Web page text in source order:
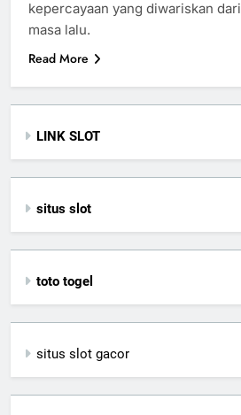
kepercayaan yang diwariskan dari
masa lalu.
Read More
LINK SLOT
situs slot
toto togel
situs slot gacor